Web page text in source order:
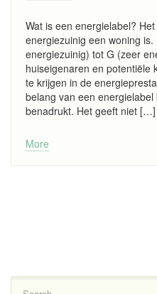
Wat is een energielabel?
energiezuinig een woning
energiezuinig) tot G (zeer
huiseigenaren en potentiële
te krijgen in de
belang van een
benadrukt. Het geeft niet […]
More